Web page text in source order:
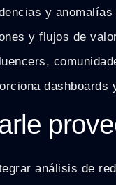
y
y flujos de
análisis de